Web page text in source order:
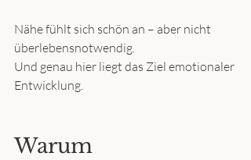
Nähe fühlt sich schön an – aber nicht
überlebensnotwendig.
Und genau hier liegt das Ziel emotionaler
Entwicklung.
Warum